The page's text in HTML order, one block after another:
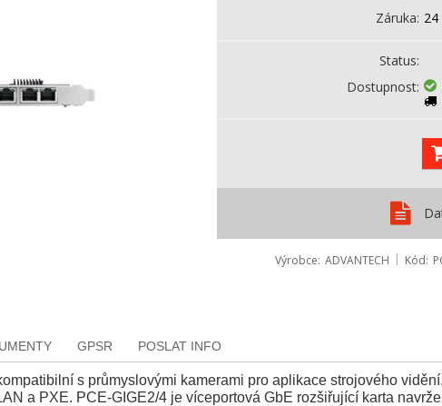
Záruka 24
Status
Dostupnost
Výrobce ADVANTECH Kód
GPSR POSLAT INFO
s průmyslovými kamerami pro aplikace strojového
a PXE. PCE-GIGE2/4 je víceportová GbE rozšiřující karta